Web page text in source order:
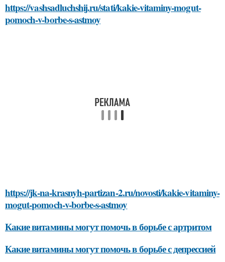
https://vashsadluchshij.ru/stati/kakie-vitaminy-mogut-
pomoch-v-borbe-s-astmoy
https://jk-na-krasnyh-partizan-2.ru/novosti/kakie-vitaminy-
mogut-pomoch-v-borbe-s-astmoy
Какие витамины могут помочь в борьбе с артритом
Какие витамины могут помочь в борьбе с депрессией